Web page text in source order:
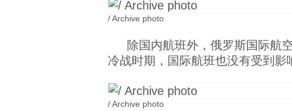
/ Archive photo
除国内航班外，俄罗斯国际航
冷战时期，国际航班也没有受到影
/ Archive photo